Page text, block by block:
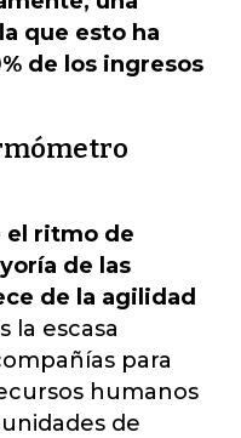
que esto ha
de los ingresos
el ritmo de
de las
de la agilidad
la escasa
para
humanos
de